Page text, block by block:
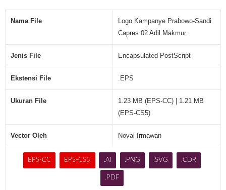
S
)
Nama File
Logo Kampanye Prabowo-Sandi
Capres 02 Adil Makmur
Jenis File Encapsulated PostScript
Ekstensi File .EPS
Ukuran File
1.23 MB (EPS-CC) | 1.21 MB
(EPS-CS5)
Vector Oleh Noval Irmawan
EPS-CC EPS-CS5 .AI .PNG .SVG .CDR
.PDF